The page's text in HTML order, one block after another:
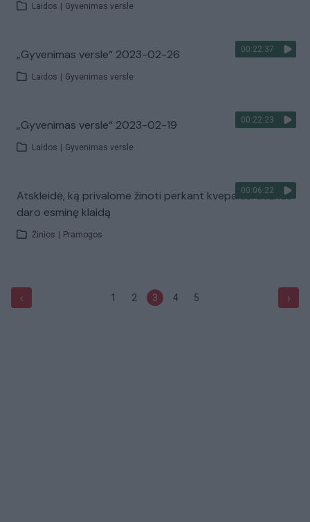
Laidos Gyvenimas versle
00:22:37
„Gyvenimas versle“ 2023-02-26
Laidos Gyvenimas versle
00:22:23
„Gyvenimas versle“ 2023-02-19
Laidos Gyvenimas versle
00:06:22
Atskleidė, ką privalome žinoti perkant kvepalus: dažnas
daro esminę klaidą
Žinios Pramogos
‹ 1 2 3 4 5 ›